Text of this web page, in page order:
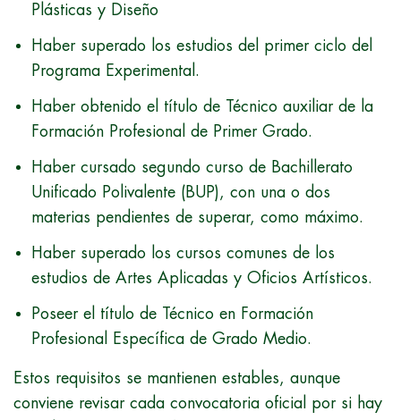
Plásticas y Diseño
Haber superado los estudios del primer ciclo del
Programa Experimental.
Haber obtenido el título de Técnico auxiliar de la
Formación Profesional de Primer Grado.
Haber cursado segundo curso de Bachillerato
Unificado Polivalente (BUP), con una o dos
materias pendientes de superar, como máximo.
Haber superado los cursos comunes de los
estudios de Artes Aplicadas y Oficios Artísticos.
Poseer el título de Técnico en Formación
Profesional Específica de Grado Medio.
Estos requisitos se mantienen estables, aunque
conviene revisar cada convocatoria oficial por si hay